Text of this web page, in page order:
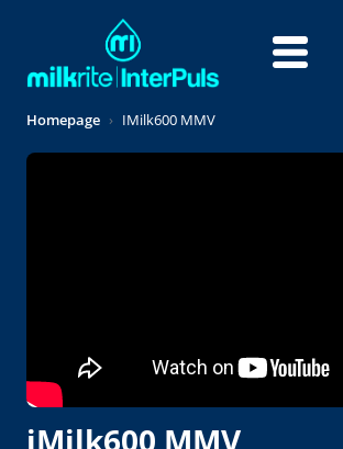
Homepage IMilk600 MMV
iMilk600 MMV